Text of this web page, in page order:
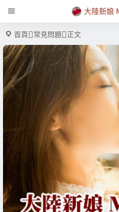
大陸新娘
首頁 常見問題 正文